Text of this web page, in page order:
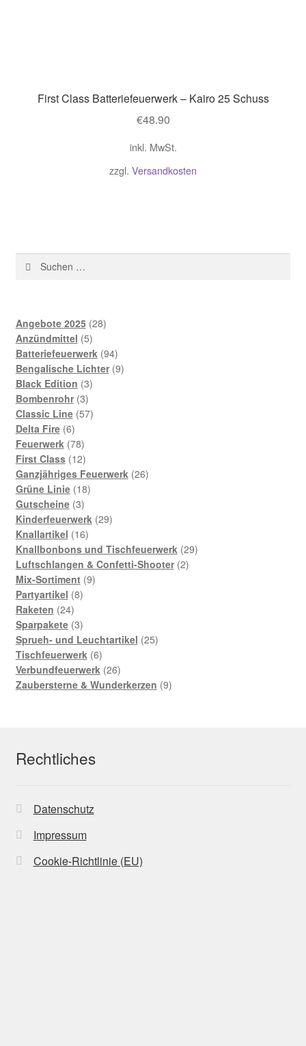
First Class Batteriefeuerwerk – Kairo 25 Schuss
€48.90
inkl. MwSt.
zzgl. Versandkosten
Suchen
nach:
Angebote 2025 2828
Anzündmittel 55
Produkte
Batteriefeuerwerk 9494
Produkte
Bengalische Lichter 99
Black Edition 33
Bombenrohr 33
Produkte
Classic Line 5757
Delta Fire 66
Produkte
Feuerwerk 7878
Produkte
First Class 1212
Produkte
Ganzjähriges Feuerwerk 2626
Grüne Linie 1818
Gutscheine 33
Produkte
Kinderfeuerwerk 2929
Knallartikel 1616
Produkte
Knallbonbons und Tischfeuerwerk 2929
Luftschlangen & Confetti-Shooter 22
Mix-Sortiment 99
Partyartikel 88
Raketen 2424
Produkte
Sparpakete 33
Produkte
Sprueh- und Leuchtartikel 2525
Tischfeuerwerk 66
Produkte
Verbundfeuerwerk 2626
Produkte
Zaubersterne & Wunderkerzen 99
Rechtliches
Datenschutz
Impressum
Cookie-Richtlinie (EU)